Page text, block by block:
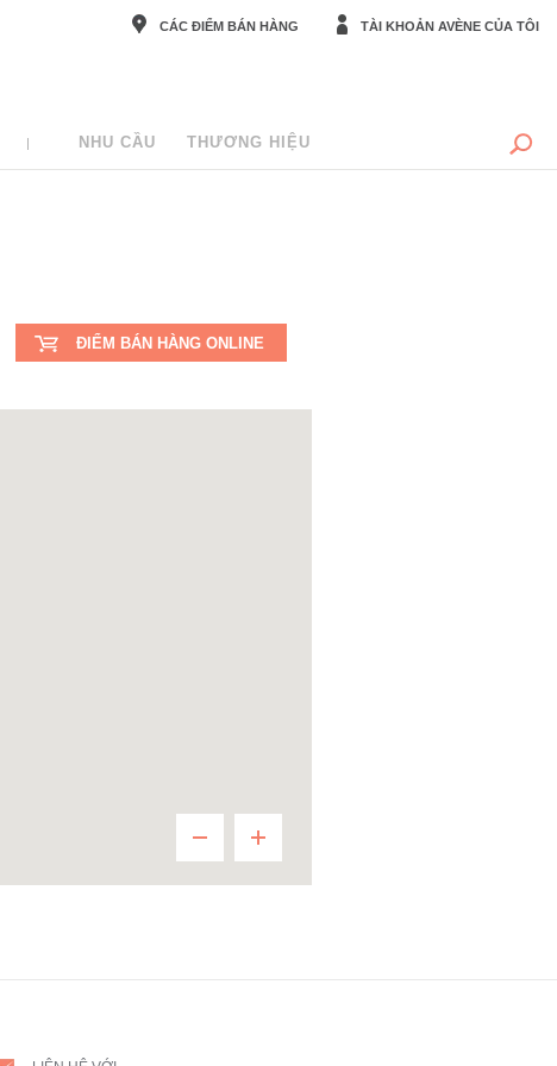
CÁC ĐIỂM BÁN HÀNG TÀI KHOẢN AVÈNE CỦA TÔI
NHU CẦU THƯƠNG HIỆU
ĐIỂM BÁN HÀNG ONLINE